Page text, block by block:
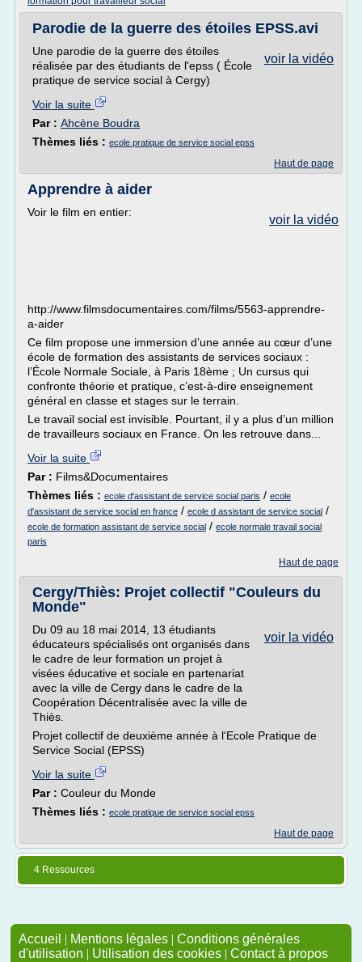
Parodie de la guerre des étoiles EPSS.avi
voir la vidéo
Une parodie de la guerre des étoiles
réalisée par des étudiants de l'epss ( École
pratique de service social à Cergy)
Voir la suite
Par : Ahcène Boudra
Thèmes liés : ecole pratique de service social epss
Haut de page
Apprendre à aider
voir la vidéo
Voir le film en entier:
http://www.filmsdocumentaires.com/films/5563-apprendre-
a-aider
Ce film propose une immersion d’une année au cœur d’une
école de formation des assistants de services sociaux :
l’École Normale Sociale, à Paris 18ème ; Un cursus qui
confronte théorie et pratique, c’est-à-dire enseignement
général en classe et stages sur le terrain.
Le travail social est invisible. Pourtant, il y a plus d’un million
de travailleurs sociaux en France. On les retrouve dans...
Voir la suite
Par : Films&Documentaires
Thèmes liés : ecole d'assistant de service social paris / ecole
d'assistant de service social en france / ecole d assistant de service social /
ecole de formation assistant de service social / ecole normale travail social
paris
Haut de page
Cergy/Thiès: Projet collectif "Couleurs du
Monde"
voir la vidéo
Du 09 au 18 mai 2014, 13 étudiants
éducateurs spécialisés ont organisés dans
le cadre de leur formation un projet à
visées éducative et sociale en partenariat
avec la ville de Cergy dans le cadre de la
Coopération Décentralisée avec la ville de
Thiès.
Projet collectif de deuxième année à l'Ecole Pratique de
Service Social (EPSS)
Voir la suite
Par : Couleur du Monde
Thèmes liés : ecole pratique de service social epss
Haut de page
4 Ressources
Accueil | Mentions légales | Conditions générales
d'utilisation | Utilisation des cookies | Contact à propos